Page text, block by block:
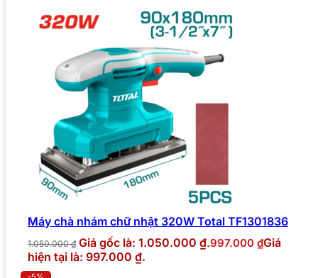
Máy chà nhám chữ nhật 320W Total TF1301836
1.050.000₫ Giá gốc là: 1.050.000 ₫.997.000 ₫Giá
hiện tại là: 997.000 ₫.